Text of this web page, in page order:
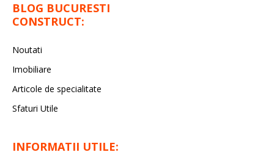
BLOG BUCURESTI
CONSTRUCT:
Noutati
Imobiliare
Articole de specialitate
Sfaturi Utile
INFORMATII UTILE: